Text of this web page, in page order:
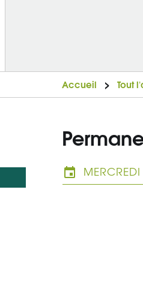
Accueil Tout